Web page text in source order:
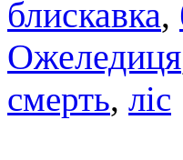
блискавка,
Ожеледиця
смерть, ліс